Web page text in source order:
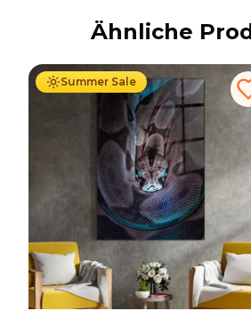
Ähnliche
Summer Sale
69.90 € 44.90 €